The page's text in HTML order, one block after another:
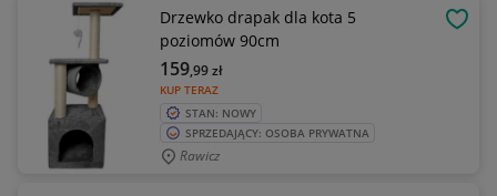
Drzewko drapak dla kota 5
poziomów 90cm
KUP TERAZ
159,99zł
STAN: NOWY
SPRZEDAJĄCY: OSOBA PRYWATNA
Rawicz